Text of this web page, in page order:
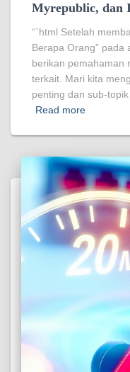
Myrepublic, dan
“`html Setelah
Berapa Orang” pada
berikan pemahaman
terkait. Mari kita
penting dan sub-
Read more